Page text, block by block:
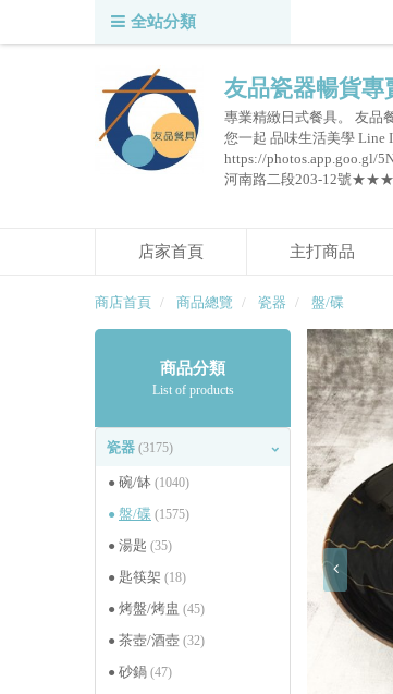
全站分類
友品瓷器暢貨專
專業精緻日式餐具。 友品
您一起 品味生活美學 Line
https://photos.app.goo.gl/
河南路二段203-12號
店家首頁 主打商品
商店首頁 商品總覽 瓷器 盤/碟
商品分類
List of products
瓷器 (3175)
碗/缽 (1040)
盤/碟 (1575)
湯匙 (35)
匙筷架 (18)
烤盤/烤盅 (45)
茶壺/酒壺 (32)
砂鍋 (47)